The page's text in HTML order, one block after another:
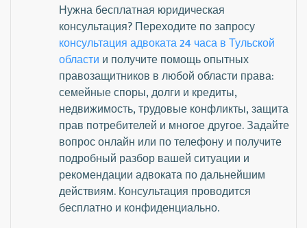
Нужна бесплатная юридическая
консультация? Переходите по запросу
консультация адвоката 24 часа в Тульской
области и получите помощь опытных
правозащитников в любой области права:
семейные споры, долги и кредиты,
недвижимость, трудовые конфликты, защита
прав потребителей и многое другое. Задайте
вопрос онлайн или по телефону и получите
подробный разбор вашей ситуации и
рекомендации адвоката по дальнейшим
действиям. Консультация проводится
бесплатно и конфиденциально.